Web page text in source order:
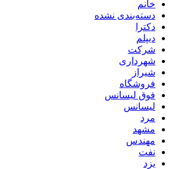
خانم
دسته‌بندی نشده
دکترا
دیپلم
شرکت
شهرداری
شیراز
فروشگاه
فوق لیسانس
لیسانس
مرد
مشهد
مهندس
نفت
یزد